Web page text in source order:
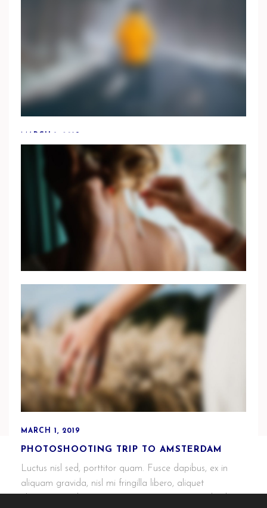
ellentesque nibh. Aenean quam. In scelerisque sem at
dolor. Maecenas mattis. Sed convallis tristique sem.
SHOOT BEYOND LIKE NEVER BEFORE
Morbi pellentesque risus at elit gravida, a mollis augue
luctus. Vestibulum nec tincidunt sem, ut rutrum dolor.
Aliquam dignissim iaculis erat, quis tristique massa luctus
HOW I WORK WITH MARY & RICHARD
Phasellus enim tortor, sollicitudin vitae mi a, mattis
elementum nisl. Vestibulum non mauris purus. Aenean
ipsum urna.
MARCH 1, 2019
PHOTOSHOOTING TRIP TO AMSTERDAM
Luctus nisl sed, porttitor quam. Fusce dapibus, ex in
aliquam gravida, nisl mi fringilla libero, aliquet